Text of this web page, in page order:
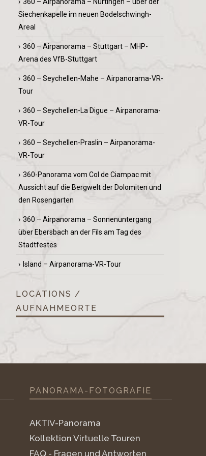
Siechenkapelle im neuen Bodelschwingh-
Areal
360 – Airpanorama – Stuttgart – MHP-
Arena des VfB-Stuttgart
360 – Seychellen-Mahe – Airpanorama-VR-
Tour
360 – Seychellen-La Digue – Airpanorama-
VR-Tour
360 – Seychellen-Praslin – Airpanorama-
VR-Tour
360-Panorama vom Col de Ciampac mit
Aussicht auf die Bergwelt der Dolomiten und
den Rosengarten
360 – Airpanorama – Sonnenuntergang
über Ebersbach an der Fils am Tag des
Stadtfestes
Island – Airpanorama-VR-Tour
LOCATIONS /
AUFNAHMEORTE
PANORAMA-FOTOGRAFIE
AKTIV-Panorama
Kollektion Virtuelle Touren
FAQ - Fragen und Antworten